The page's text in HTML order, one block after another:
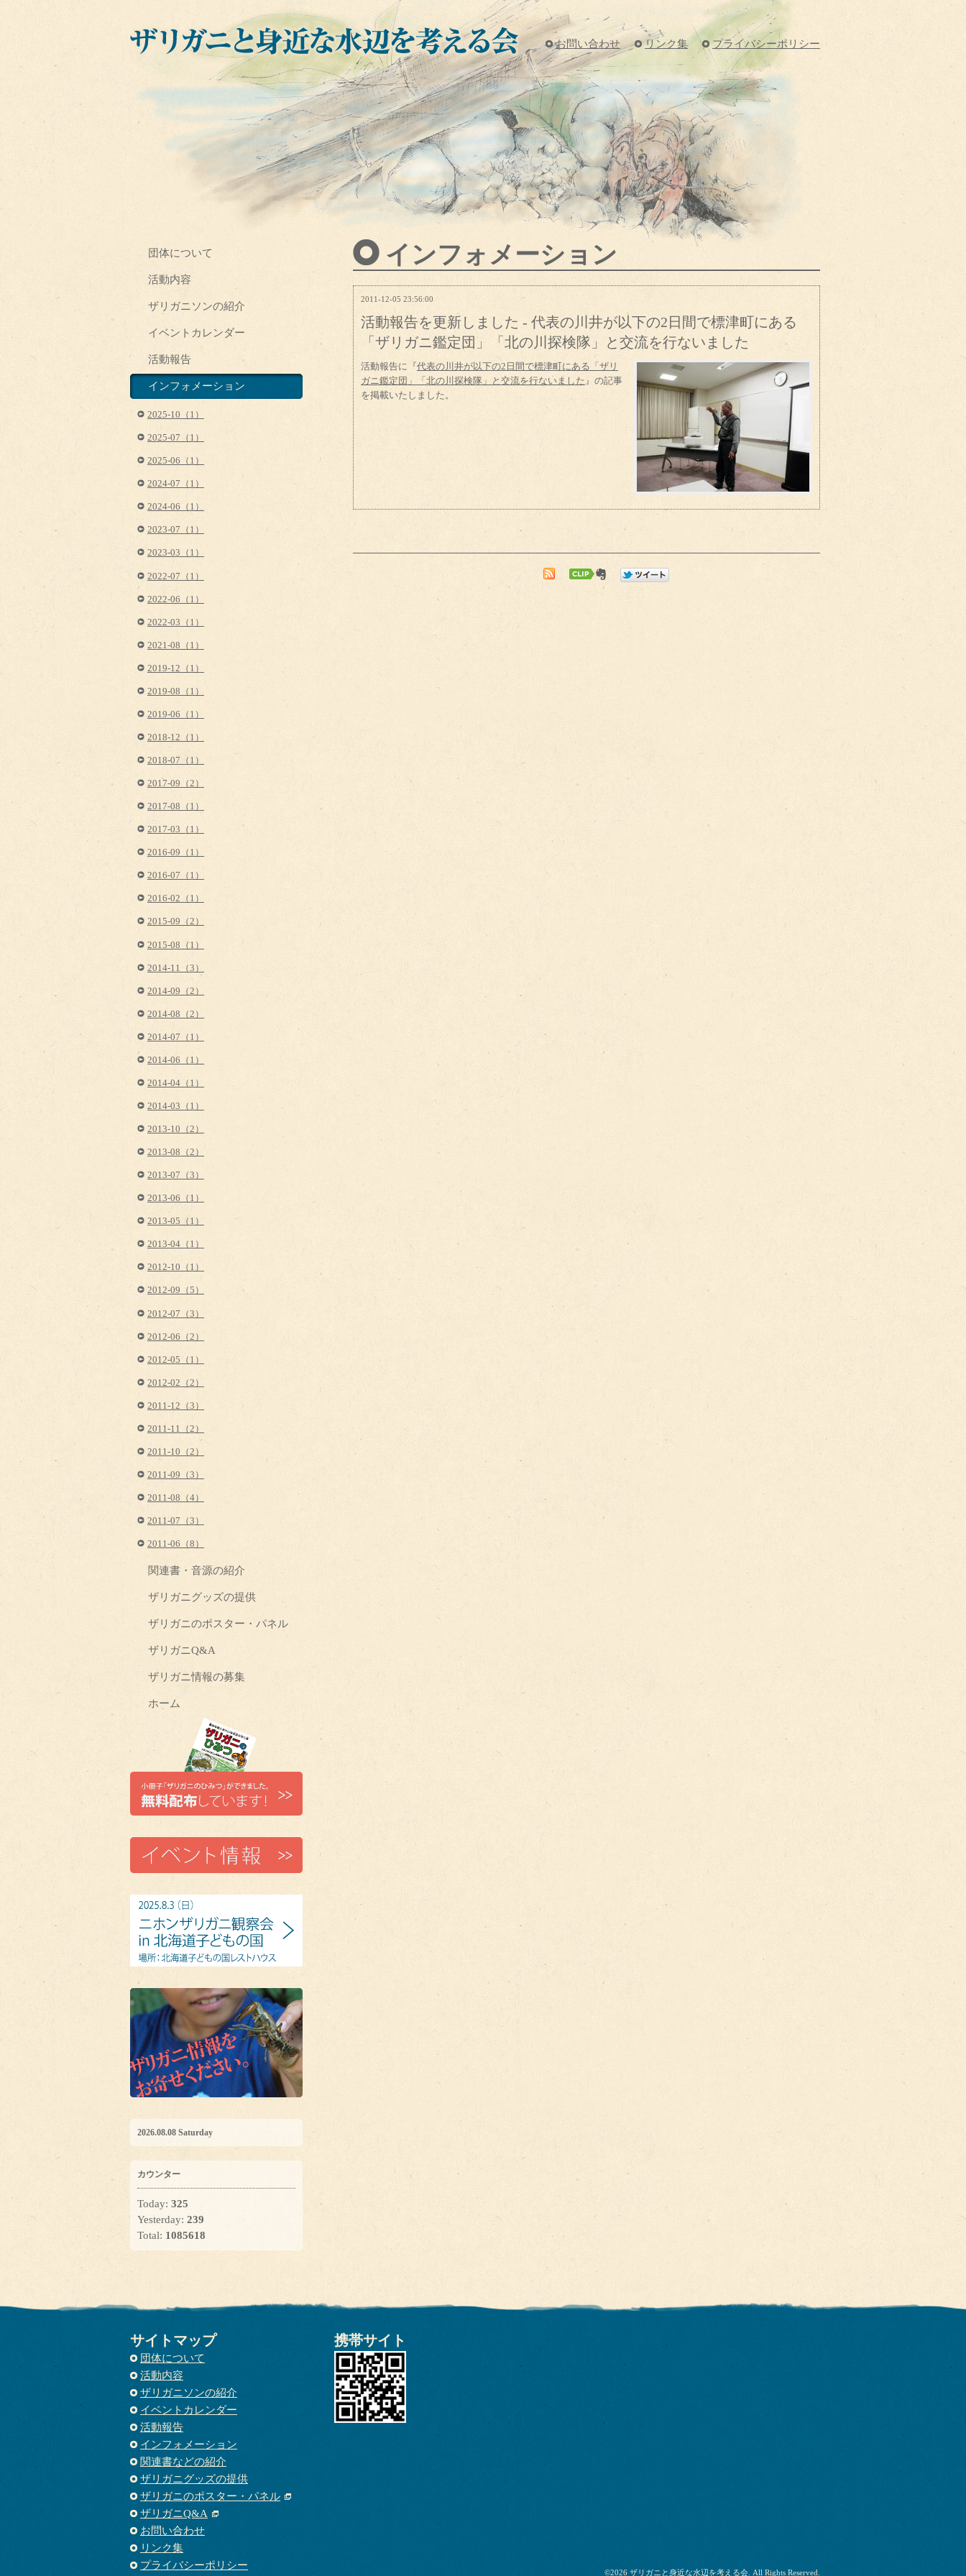
お問い合わせ リンク集 プライバシーポリシー
インフォメーション
2011-12-05 23:56:00
活動報告を更新しました - 代表の川井が以下の2日間で標津町にある
「ザリガニ鑑定団」「北の川探検隊」と交流を行ないました
活動報告に『代表の川井が以下の2日間で標津町にある「ザリ
ガニ鑑定団」「北の川探検隊」と交流を行ないました 』の記事
を掲載いたしました。
団体について
活動内容
ザリガニソンの紹介
イベントカレンダー
活動報告
インフォメーション
2025-10（1）
2025-07（1）
2025-06（1）
2024-07（1）
2024-06（1）
2023-07（1）
2023-03（1）
2022-07（1）
2022-06（1）
2022-03（1）
2021-08（1）
2019-12（1）
2019-08（1）
2019-06（1）
2018-12（1）
2018-07（1）
2017-09（2）
2017-08（1）
2017-03（1）
2016-09（1）
2016-07（1）
2016-02（1）
2015-09（2）
2015-08（1）
2014-11（3）
2014-09（2）
2014-08（2）
2014-07（1）
2014-06（1）
2014-04（1）
2014-03（1）
2013-10（2）
2013-08（2）
2013-07（3）
2013-06（1）
2013-05（1）
2013-04（1）
2012-10（1）
2012-09（5）
2012-07（3）
2012-06（2）
2012-05（1）
2012-02（2）
2011-12（3）
2011-11（2）
2011-10（2）
2011-09（3）
2011-08（4）
2011-07（3）
2011-06（8）
関連書・音源の紹介
ザリガニグッズの提供
ザリガニのポスター・パネル
ザリガニQ&A
ザリガニ情報の募集
ホーム
2026.08.08 Saturday
カウンター
Today: 325
Yesterday: 239
Total: 1085618
サイトマップ
団体について
活動内容
ザリガニソンの紹介
イベントカレンダー
活動報告
インフォメーション
関連書などの紹介
ザリガニグッズの提供
ザリガニのポスター・パネル
ザリガニQ&A
お問い合わせ
リンク集
プライバシーポリシー
携帯サイト
©2026 ザリガニと身近な水辺を考える会 . All Rights Reserved.